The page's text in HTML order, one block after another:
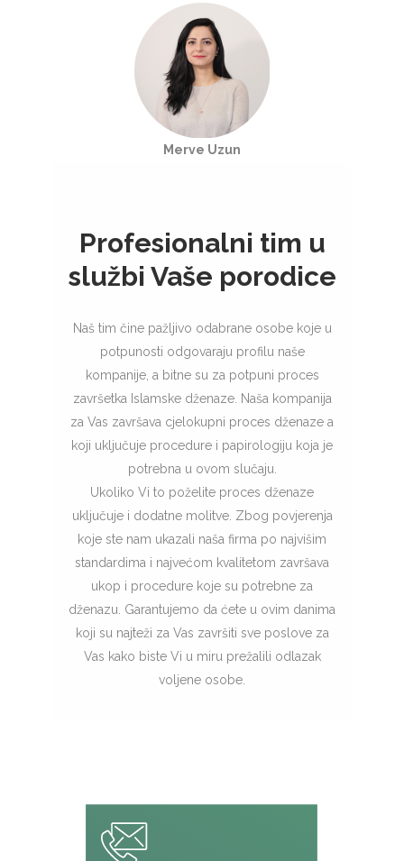
Merve Uzun
Profesionalni tim u
službi Vaše porodice
Naš tim čine pažljivo odabrane osobe koje u
potpunosti odgovaraju profilu naše
kompanije, a bitne su za potpuni proces
završetka Islamske dženaze. Naša kompanija
za Vas završava cjelokupni proces dženaze a
koji uključuje procedure i papirologiju koja je
potrebna u ovom slučaju.
Ukoliko Vi to poželite proces dženaze
uključuje i dodatne molitve. Zbog povjerenja
koje ste nam ukazali naša firma po najvišim
standardima i najvećom kvalitetom završava
ukop i procedure koje su potrebne za
dženazu. Garantujemo da ćete u ovim danima
koji su najteži za Vas završiti sve poslove za
Vas kako biste Vi u miru prežalili odlazak
voljene osobe.